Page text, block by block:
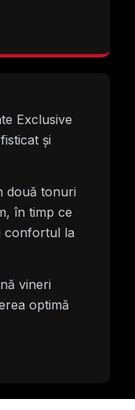
Exclusive
și
două tonuri
în timp ce
confortul la
vineri
optimă